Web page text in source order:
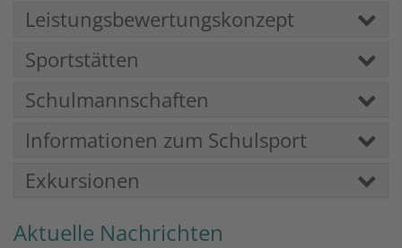
Leistungsbewertungskonzept
Sportstätten
Schulmannschaften
Informationen zum Schulsport
Exkursionen
Aktuelle Nachrichten